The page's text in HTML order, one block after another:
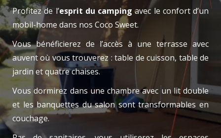
Profitez de l’esprit du camping avec le confort d’un
mobil-home dans nos Coco Sweet.
Vous bénéficierez de l’accès à une terrasse avec
auvent où vous trouverez : table de cuisson, table de
jardin et quatre chaises.
Vous dormirez dans une chambre avec un lit double
et les banquettes du salon sont transformables en
couchage.